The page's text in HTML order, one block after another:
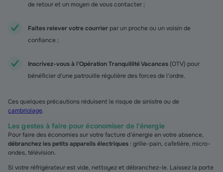
de retour et un moyen de vous contacter ;
Faites relever votre courrier par un proche ou un voisin de
confiance ;
Inscrivez-vous à l’Opération Tranquillité Vacances (OTV) pour
bénéficier d’une patrouille régulière des forces de l’ordre.
Ces quelques précautions réduisent le risque de sinistre ou de
cambriolage.
Les gestes à faire pour économiser de l’énergie
Pour faire des économies sur votre facture d’énergie en votre absence,
débranchez les petits appareils électriques : grille-pain, cafetière, micro-
ondes, télévision.
Si votre réfrigérateur est vide, nettoyez et débranchez-le. Laissez la porte